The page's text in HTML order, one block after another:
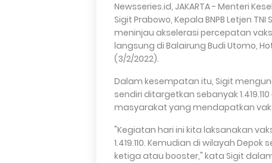
Newsseries.id, JAKARTA - Menteri
Sigit Prabowo, Kepala BNPB Letjen
meninjau akselerasi percepatan
langsung di Balairung Budi Utomo,
(3/2/2022).
Dalam kesempatan itu, Sigit
sendiri ditargetkan sebanyak
masyarakat yang mendapatkan
"Kegiatan hari ini kita laksanakan
1.419.110. Kemudian di wilayah
ketiga atau booster," kata Sigit